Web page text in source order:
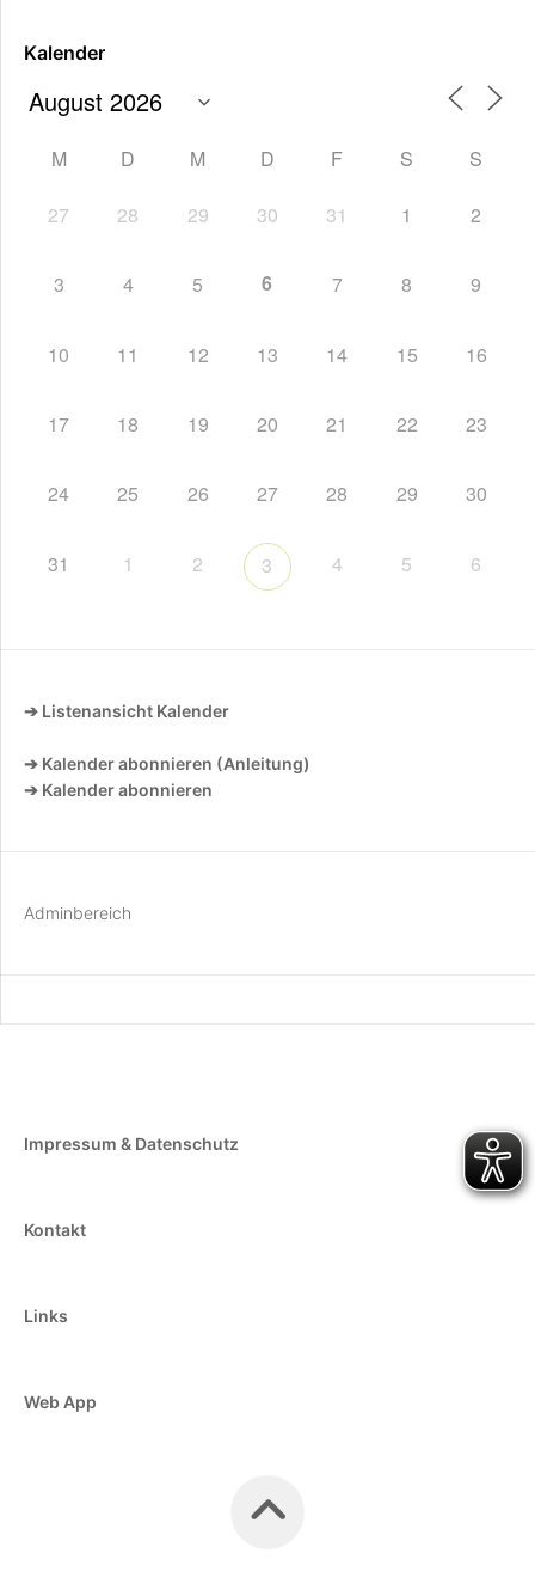
Kalender
M D M D F S S
27 28 29 30 31 1 2
3 4 5 6 7 8 9
10 11 12 13 14 15 16
17 18 19 20 21 22 23
24 25 26 27 28 29 30
31 1 2 3 4 5 6
➔ Listenansicht Kalender
➔ Kalender abonnieren (Anleitung)
➔ Kalender abonnieren
Adminbereich
Impressum & Datenschutz
Kontakt
Links
Web App